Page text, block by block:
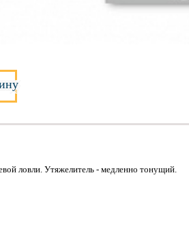
ловли. Утяжелитель - медленно тонущий.